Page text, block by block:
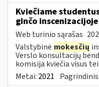
Kviečiame
ginčo inscenizacijoje
Web turinio sąrašas
Valstybinė mokesčių
Verslo konsultacijų
komisija kviečia visus
Metai: 2021 Pagrindinis: